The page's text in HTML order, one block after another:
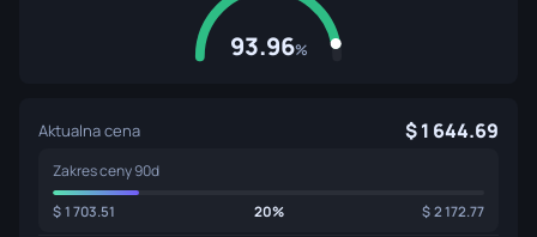
93.96%
Aktualna cena 1 644.69
Zakres ceny 90d
1 703.51 20% 2 172.77